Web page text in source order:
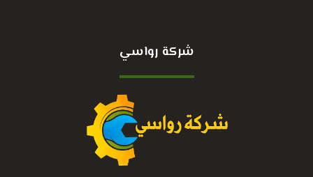
شركة رواسي